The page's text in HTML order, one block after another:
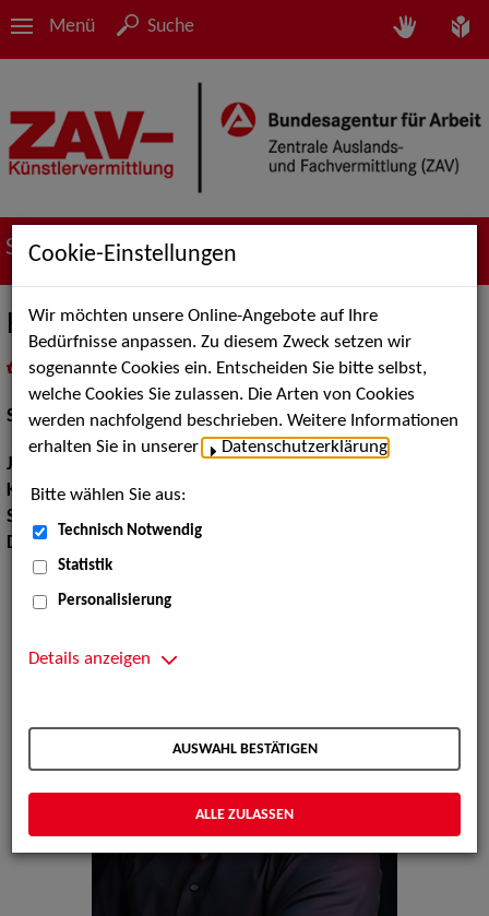
Menü Suche
Suche nach Künstler*innen
Hans-Georg Pachmann
als PDF speichern
inMeine Merklistelegen
Schauspiel:Bühne
Jahrgang:
Körpergröße:164 cm
Sprachen:
Dialekte:
Sächsisch, Thüringisch
Cookie-Einstellungen
Wir möchten unsere Online-Angebote auf Ihre
Bedürfnisse anpassen. Zu diesem Zweck setzen wir
sogenannte Cookies ein. Entscheiden Sie bitte selbst,
welche Cookies Sie zulassen. Die Arten von Cookies
werden nachfolgend beschrieben. Weitere Informationen
erhalten Sie in unserer
Datenschutzerklärung
Bitte wählen Sie aus:
Technisch Notwendig
Statistik
Personalisierung
Details anzeigen
AUSWAHL BESTÄTIGEN
ALLE ZULASSEN